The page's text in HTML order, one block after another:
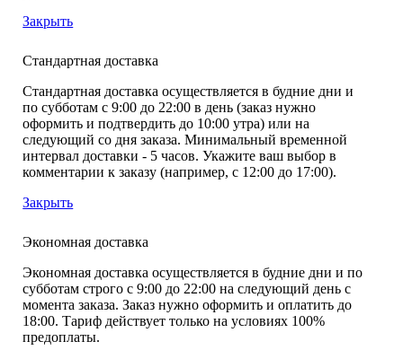
Закрыть
Стандартная доставка
Стандартная доставка осуществляется в будние дни и
по субботам с 9:00 до 22:00 в день (заказ нужно
оформить и подтвердить до 10:00 утра) или на
следующий со дня заказа. Минимальный временной
интервал доставки - 5 часов. Укажите ваш выбор в
комментарии к заказу (например, с 12:00 до 17:00).
Закрыть
Экономная доставка
Экономная доставка осуществляется в будние дни и по
субботам строго с 9:00 до 22:00 на следующий день с
момента заказа. Заказ нужно оформить и оплатить до
18:00. Тариф действует только на условиях 100%
предоплаты.